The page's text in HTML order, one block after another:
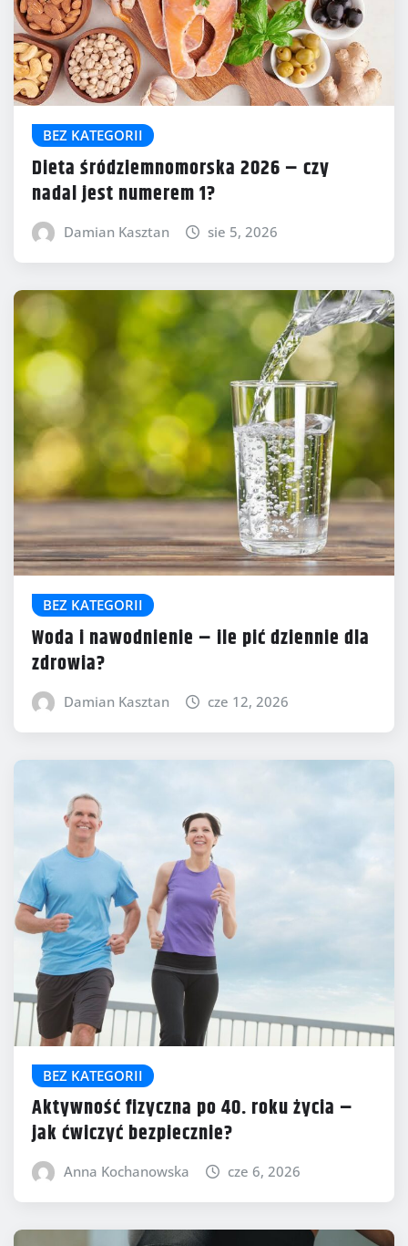
BEZ KATEGORII
Dieta śródziemnomorska 2026 – czy
nadal jest numerem 1?
Damian Kasztan sie 5, 2026
BEZ KATEGORII
Woda i nawodnienie – ile pić dziennie dla
zdrowia?
Damian Kasztan cze 12, 2026
BEZ KATEGORII
Aktywność fizyczna po 40. roku życia –
jak ćwiczyć bezpiecznie?
Anna Kochanowska cze 6, 2026